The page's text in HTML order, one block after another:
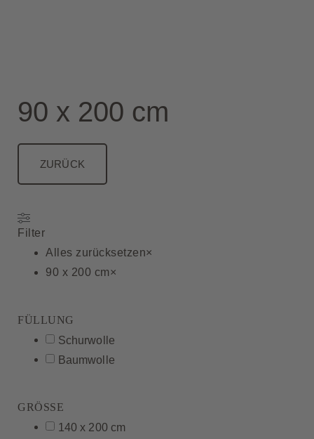
90 x 200 cm
ZURÜCK
Filter
Alles zurücksetzen×
90 x 200 cm×
FÜLLUNG
Schurwolle
Baumwolle
GRÖSSE
140 x 200 cm